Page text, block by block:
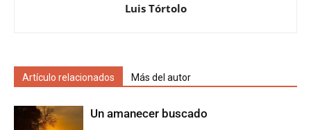
Luis Tórtolo
Artículo relacionados Más del autor
Un amanecer buscado